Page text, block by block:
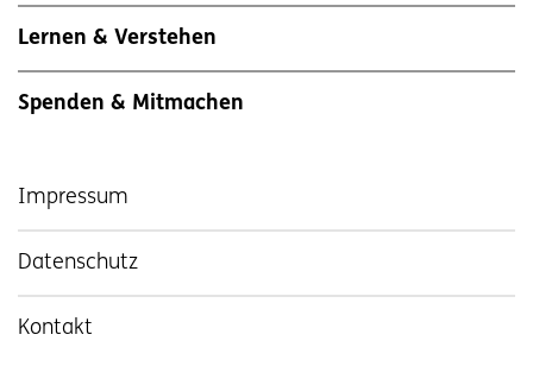
Lernen & Verstehen
Spenden & Mitmachen
Impressum
Datenschutz
Kontakt